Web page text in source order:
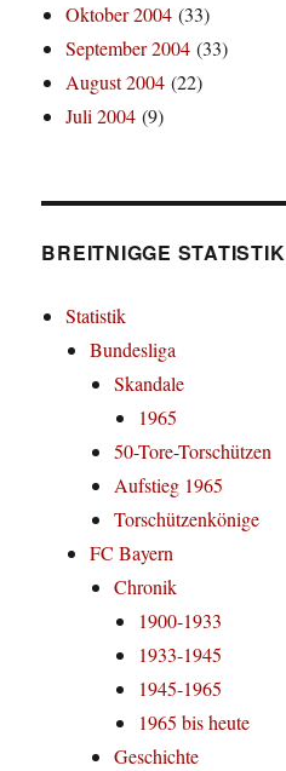
Oktober 2004 (33)
September 2004 (33)
August 2004 (22)
Juli 2004 (9)
BREITNIGGE STATISTIK
Statistik
Bundesliga
Skandale
1965
50-Tore-Torschützen
Aufstieg 1965
Torschützenkönige
FC Bayern
Chronik
1900-1933
1933-1945
1945-1965
1965 bis heute
Geschichte